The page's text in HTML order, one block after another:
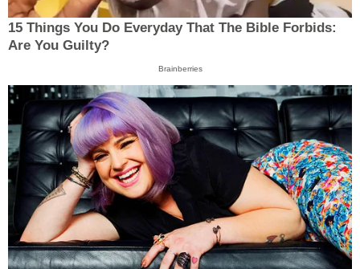
15 Things You Do Everyday That The Bible Forbids:
Are You Guilty?
Brainberries